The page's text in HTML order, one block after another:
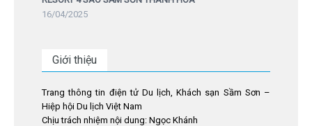
16/04/2025
Giới thiệu
Trang thông tin điện tử Du lịch, Khách sạn Sầm Sơn –
Hiệp hội Du lịch Việt Nam
Chịu trách nhiệm nội dung: Ngọc Khánh